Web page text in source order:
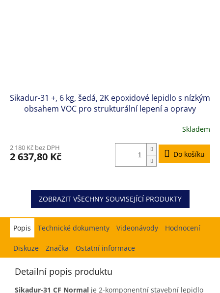
Sikadur-31 +, 6 kg, šedá, 2K epoxidové lepidlo s nízkým
obsahem VOC pro strukturální lepení a opravy
Skladem
2 180 Kč bez DPH
2 637,80 Kč Do košíku
ZOBRAZIT VŠECHNY SOUVISEJÍCÍ PRODUKTY
Popis Hodnocení
Diskuze Značka Ostatní informace
Detailní popis produktu
Sikadur-31 CF Normal je 2-komponentní stavební lepidlo